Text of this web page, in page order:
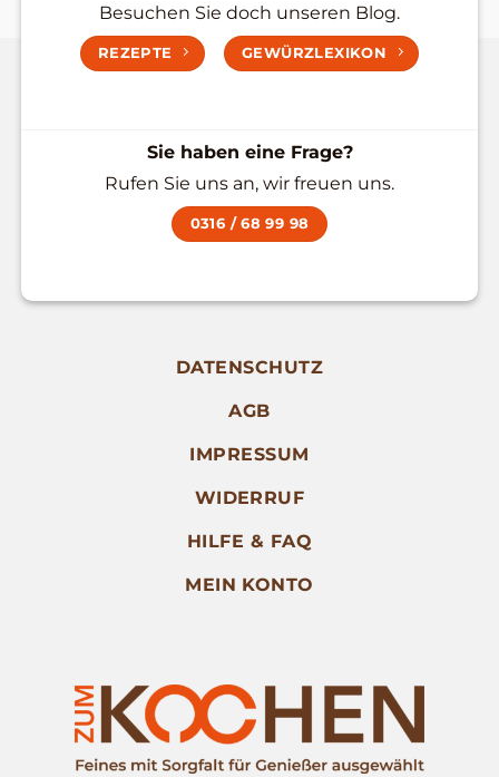
Besuchen Sie doch unseren Blog.
REZEPTE GEWÜRZLEXIKON
Sie haben eine Frage?
Rufen Sie uns an, wir freuen uns.
0316 / 68 99 98
DATENSCHUTZ
AGB
IMPRESSUM
WIDERRUF
HILFE & FAQ
MEIN KONTO